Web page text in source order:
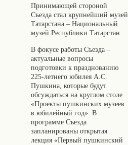
Принимающей стороной
Съезда стал крупнейший музей
Татарстана – Национальный
музей Республики Татарстан.
В фокусе работы Съезда –
актуальные вопросы
подготовки к празднованию
225-летнего юбилея А.С.
Пушкина, которые будут
обсуждаться на круглом столе
«Проекты пушкинских музеев
в юбилейный год». В
программе Съезда
запланированы открытая
лекция «Первый пушкинский